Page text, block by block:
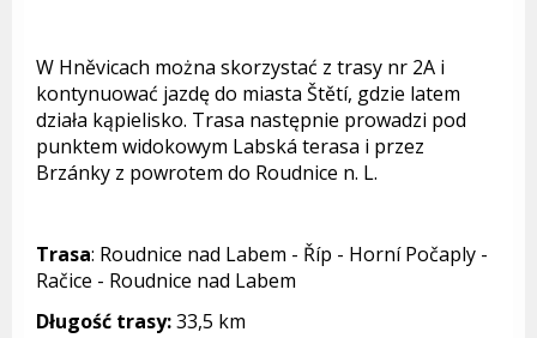
W Hněvicach można skorzystać z trasy nr 2A i
kontynuować jazdę do miasta Štětí, gdzie latem
działa kąpielisko. Trasa następnie prowadzi pod
punktem widokowym Labská terasa i przez
Brzánky z powrotem do Roudnice n. L.
Trasa: Roudnice nad Labem - Říp - Horní Počaply -
Račice - Roudnice nad Labem
Długość trasy:33,5 km